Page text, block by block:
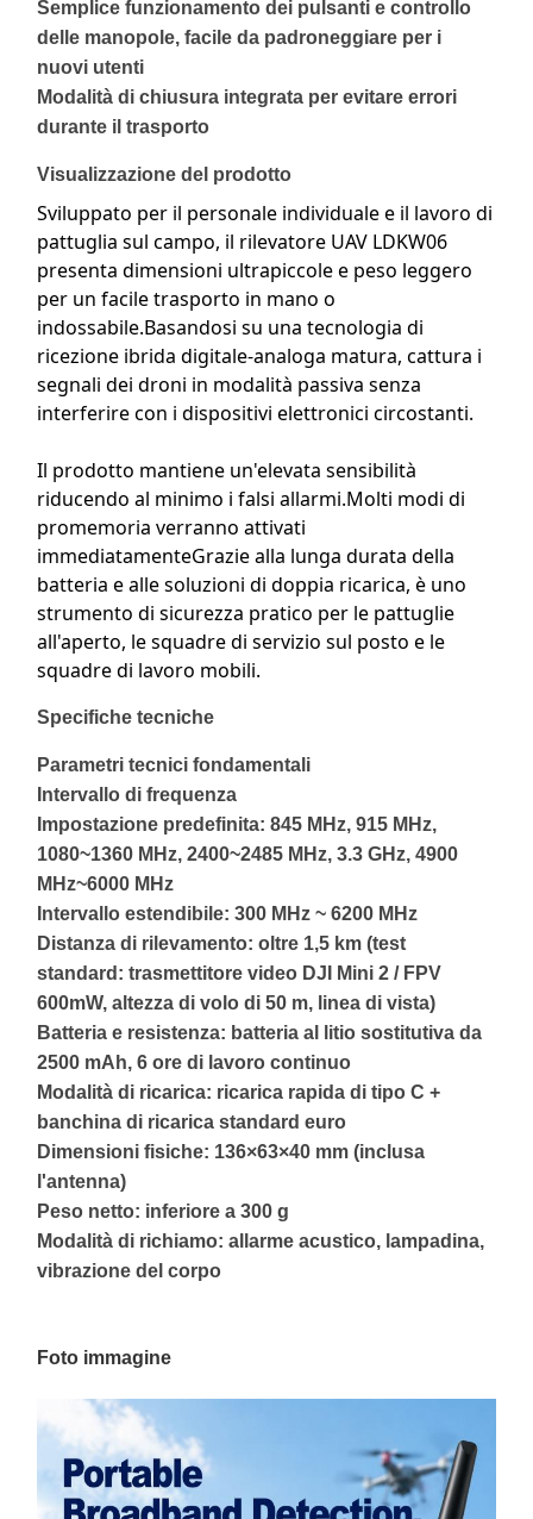
Semplice funzionamento dei pulsanti e controllo
delle manopole, facile da padroneggiare per i
nuovi utenti
Modalità di chiusura integrata per evitare errori
durante il trasporto
Visualizzazione del prodotto
Sviluppato per il personale individuale e il lavoro di
pattuglia sul campo, il rilevatore UAV LDKW06
presenta dimensioni ultrapiccole e peso leggero
per un facile trasporto in mano o
indossabile.Basandosi su una tecnologia di
ricezione ibrida digitale-analoga matura, cattura i
segnali dei droni in modalità passiva senza
interferire con i dispositivi elettronici circostanti.
Il prodotto mantiene un'elevata sensibilità
riducendo al minimo i falsi allarmi.Molti modi di
promemoria verranno attivati
immediatamenteGrazie alla lunga durata della
batteria e alle soluzioni di doppia ricarica, è uno
strumento di sicurezza pratico per le pattuglie
all'aperto, le squadre di servizio sul posto e le
squadre di lavoro mobili.
Specifiche tecniche
Parametri tecnici fondamentali
Intervallo di frequenza
Impostazione predefinita: 845 MHz, 915 MHz,
1080~1360 MHz, 2400~2485 MHz, 3.3 GHz, 4900
MHz~6000 MHz
Intervallo estendibile: 300 MHz ~ 6200 MHz
Distanza di rilevamento: oltre 1,5 km (test
standard: trasmettitore video DJI Mini 2 / FPV
600mW, altezza di volo di 50 m, linea di vista)
Batteria e resistenza: batteria al litio sostitutiva da
2500 mAh, 6 ore di lavoro continuo
Modalità di ricarica: ricarica rapida di tipo C +
banchina di ricarica standard euro
Dimensioni fisiche: 136×63×40 mm (inclusa
l'antenna)
Peso netto: inferiore a 300 g
Modalità di richiamo: allarme acustico, lampadina,
vibrazione del corpo
Foto immagine